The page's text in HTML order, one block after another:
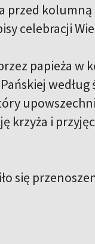
przed
celebracji
papieża w
krzyża i
się